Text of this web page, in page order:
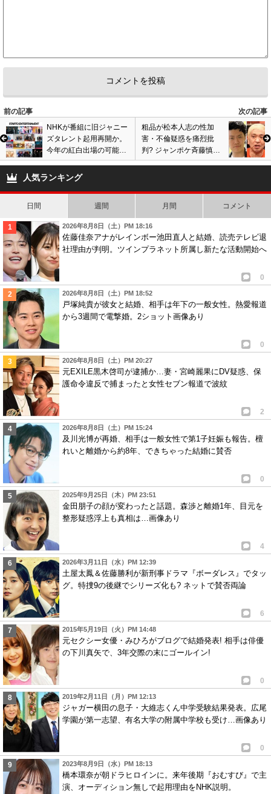
前の記事
次の記事
NHKが番組に旧ジャニー
ズタレント起用再開か。
今年の紅白出場の可能性
も…ファンから反発の声
も噴出
粗品が松本人志の性加
害・不倫疑惑を痛烈批
判? ジャンポケ斉藤慎二
の性的暴行事件に言及、
人気ランキング
日間 週間 月間 コメント
2026年8月8日（土）PM 18:16
佐藤佳奈アナがレインボー池田直人と結婚、読売テレビ退
社理由が判明。ツインプラネット所属し新たな活動開始へ
0
2026年8月8日（土）PM 18:52
戸塚純貴が彼女と結婚、相手は年下の一般女性。熱愛報道
から3週間で電撃婚。2ショット画像あり
0
2026年8月8日（土）PM 20:27
元EXILE黒木啓司が逮捕か…妻・宮崎麗果にDV疑惑、保
護命令違反で捕まったと女性セブン報道で波紋
2
2026年8月8日（土）PM 15:24
及川光博が再婚、相手は一般女性で第1子妊娠も報告。檀
れいと離婚から約8年、できちゃった結婚に賛否
0
2025年9月25日（木）PM 23:51
金田朋子の顔が変わったと話題。森渉と離婚1年、目元を
整形疑惑浮上も真相は…画像あり
4
2026年3月11日（水）PM 12:39
土屋太鳳＆佐藤勝利が新刑事ドラマ『ボーダレス』でタッ
グ。特捜9の後継でシリーズ化も? ネットで賛否両論
6
2015年5月19日（火）PM 14:48
元セクシー女優・みひろがブログで結婚発表! 相手は俳優
の下川真矢で、3年交際の末にゴールイン!
0
2019年2月11日（月）PM 12:13
ジャガー横田の息子・大維志くん中学受験結果発表。広尾
学園が第一志望、有名大学の附属中学校も受け…画像あり
0
2023年8月9日（水）PM 18:13
橋本環奈が朝ドラヒロインに。来年後期『おむすび』で主
演、オーディション無しで起用理由をNHK説明。